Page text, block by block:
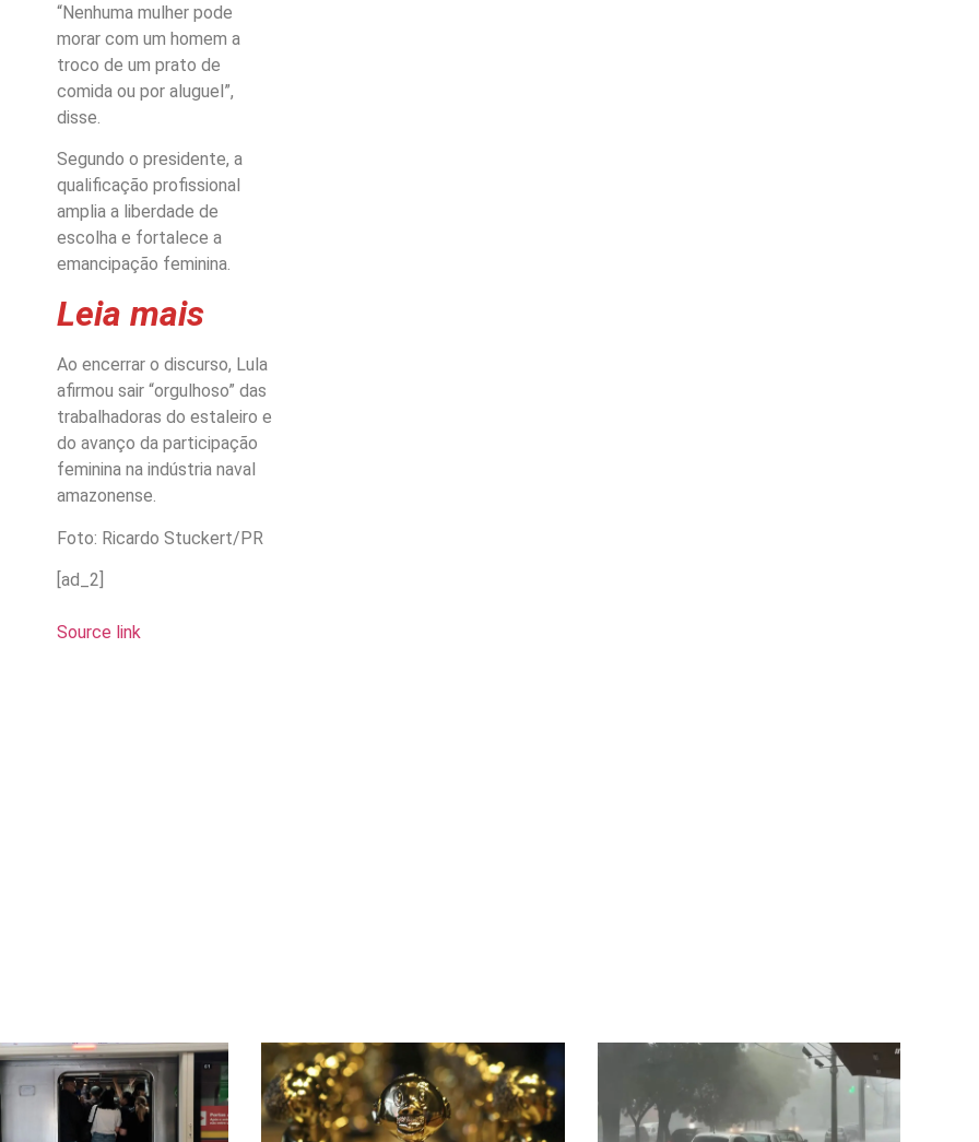
“Nenhuma mulher pode
morar com um homem a
troco de um prato de
comida ou por aluguel”,
disse.
Segundo o presidente, a
qualificação profissional
amplia a liberdade de
escolha e fortalece a
emancipação feminina.
Leia mais
Ao encerrar o discurso, Lula
afirmou sair “orgulhoso” das
trabalhadoras do estaleiro e
do avanço da participação
feminina na indústria naval
amazonense.
Foto: Ricardo Stuckert/PR
[ad_2]
Source link